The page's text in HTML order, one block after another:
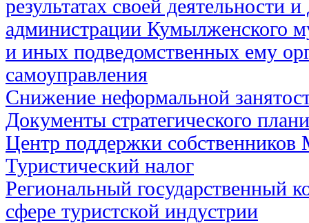
результатах своей деятельности
администрации Кумылженского
и иных подведомственных ему
самоуправления
Снижение неформальной
Документы стратегического
Центр поддержки
Туристический налог
Региональный государственный
сфере туристской индустрии